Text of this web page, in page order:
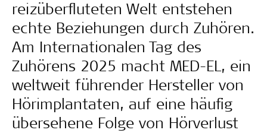
reizüberfluteten Welt entstehen
echte Beziehungen durch Zuhören.
Am Internationalen Tag des
Zuhörens 2025 macht MED-EL, ein
weltweit führender Hersteller von
Hörimplantaten, auf eine häufig
übersehene Folge von Hörverlust